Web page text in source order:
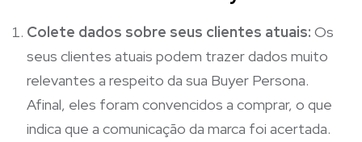
Colete dados sobre seus clientes atuais: Os
seus clientes atuais podem trazer dados muito
relevantes a respeito da sua Buyer Persona.
Afinal, eles foram convencidos a comprar, o que
indica que a comunicação da marca foi acertada.